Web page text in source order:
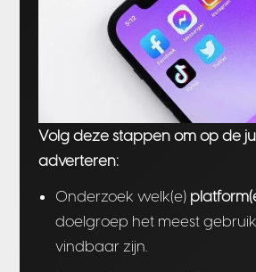
Volg deze stappen om op de
adverteren:
Onderzoek welk(e)
doelgroep het meest
vindbaar zijn.